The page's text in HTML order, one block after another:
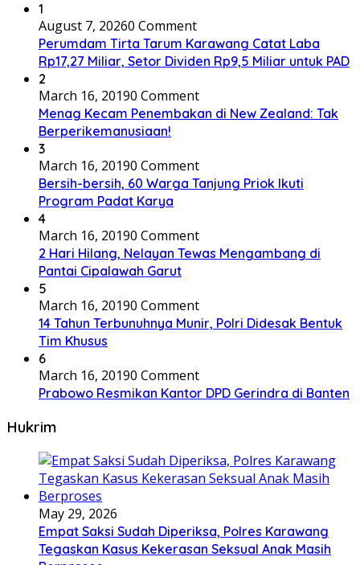
1
August 7, 20260 Comment
Perumdam Tirta Tarum Karawang Catat Laba
Rp17,27 Miliar, Setor Dividen Rp9,5 Miliar untuk PAD
2
March 16, 20190 Comment
Menag Kecam Penembakan di New Zealand: Tak
Berperikemanusiaan!
3
March 16, 20190 Comment
Bersih-bersih, 60 Warga Tanjung Priok Ikuti
Program Padat Karya
4
March 16, 20190 Comment
2 Hari Hilang, Nelayan Tewas Mengambang di
Pantai Cipalawah Garut
5
March 16, 20190 Comment
14 Tahun Terbunuhnya Munir, Polri Didesak Bentuk
Tim Khusus
6
March 16, 20190 Comment
Prabowo Resmikan Kantor DPD Gerindra di Banten
Hukrim
May 29, 2026
Empat Saksi Sudah Diperiksa, Polres Karawang
Tegaskan Kasus Kekerasan Seksual Anak Masih